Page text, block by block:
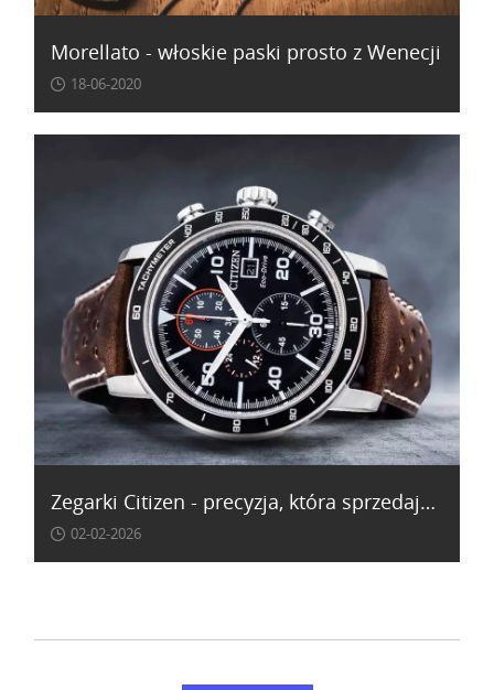
Morellato - włoskie paski prosto z Wenecji
18-06-2020
Zegarki Citizen - precyzja, która sprzedaje się sama
02-02-2026